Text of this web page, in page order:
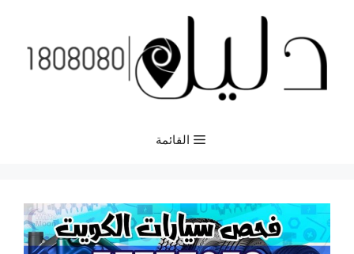
المحتوى
القائمة